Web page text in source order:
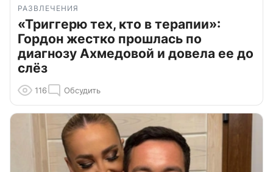
РАЗВЛЕЧЕНИЯ
«Триггерю тех, кто в терапии»:
Гордон жестко прошлась по
диагнозу Ахмедовой и довела ее до
слёз
116 Обсудить